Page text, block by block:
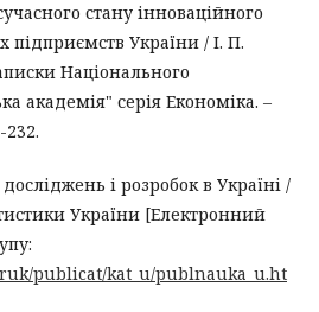
стану інноваційного
підприємств України / І. П.
Національного
академія" серія Економіка. –
232.
і розробок в Україні /
України [Електронний
publicat/kat_u/publnauka_u.ht